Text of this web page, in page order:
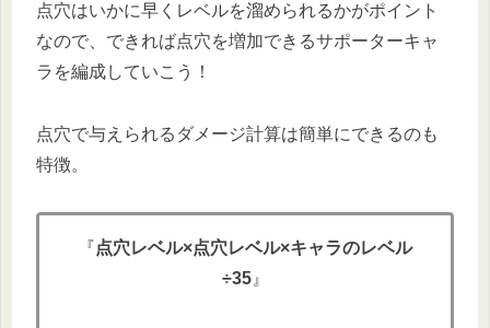
点穴はいかに早くレベルを溜められるかがポイント
なので、できれば点穴を増加できるサポーターキャ
ラを編成していこう！
点穴で与えられるダメージ計算は簡単にできるのも
特徴。
『点穴レベル×点穴レベル×キャラのレベル
÷35』